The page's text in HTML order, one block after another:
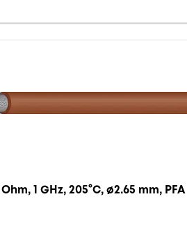
Ohm, 1 GHz, 205°C, ø2.65 mm, PFA